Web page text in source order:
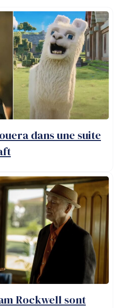
dans une suite
Rockwell sont